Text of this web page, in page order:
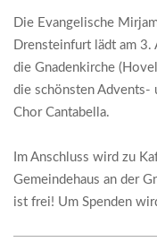
Die Evangelische
Drensteinfurt lädt am
die Gnadenkirche
die schönsten Advents-
Chor Cantabella.
Im Anschluss wird zu
Gemeindehaus an der
ist frei! Um Spenden